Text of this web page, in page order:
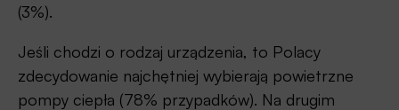
(3%).
Jeśli chodzi o rodzaj urządzenia, to Polacy
zdecydowanie najchętniej wybierają powietrzne
pompy ciepła (78% przypadków). Na drugim